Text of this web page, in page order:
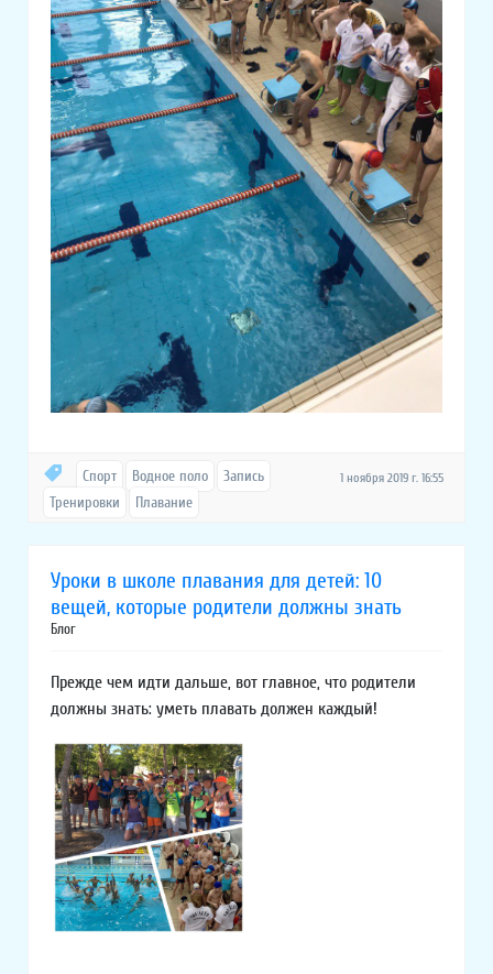
1 ноября 2019 г. 16:55
Спорт Водное поло
Запись
Тренировки
Плавание
Уроки в школе плавания для детей: 10
вещей, которые родители должны знать
Блог
Прежде чем идти дальше, вот главное, что родители
должны знать: уметь плавать должен каждый!